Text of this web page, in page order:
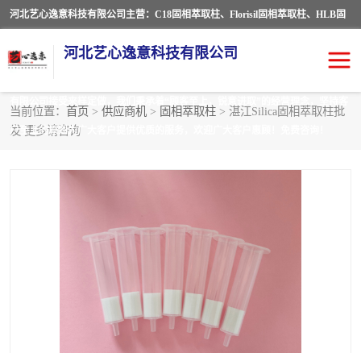
河北艺心逸意科技有限公司主营：C18固相萃取柱、Florisil固相萃取柱、HLB固
相萃取柱、MCX固相萃取柱、QuEChERS、固相萃取空柱、针式过滤器 、固相
户至上的原则为广大客户提供优质的服务，欢迎广大客户惠顾！免费咨询！
河北艺心逸意科技有限公司
当前位置： 首页 > 供应商机 > 固相萃取柱 > 湛江Silica固相萃取柱批
发 更多请咨询
固相萃取柱
离子色谱预处理柱
ELISA试剂盒 过滤器/滤膜
多功能净化柱 SPE配件
96孔板